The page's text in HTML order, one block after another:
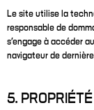
Le site utilise la
responsable de
s’engage à accéder
navigateur de
5.